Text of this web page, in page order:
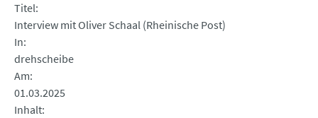
Titel
Interview mit Oliver Schaal (Rheinische Post)
In
drehscheibe
Am
01.03.2025
Inhalt